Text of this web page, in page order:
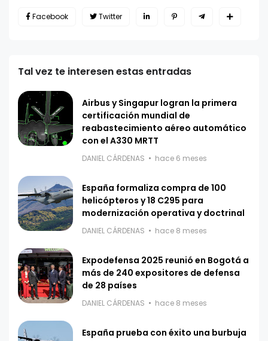
Facebook Twitter
Tal vez te interesen estas entradas
Airbus y Singapur logran la primera
certificación mundial de
reabastecimiento aéreo automático
con el A330 MRTT
DANIEL CÁRDENAS hace 6 meses
España formaliza compra de 100
helicópteros y 18 C295 para
modernización operativa y doctrinal
DANIEL CÁRDENAS hace 8 meses
Expodefensa 2025 reunió en Bogotá a
más de 240 expositores de defensa
de 28 países
DANIEL CÁRDENAS hace 8 meses
España prueba con éxito una burbuja